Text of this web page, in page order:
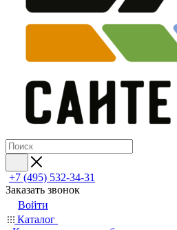
+7 (495) 532‑34‑31
Заказать звонок
Войти
Каталог